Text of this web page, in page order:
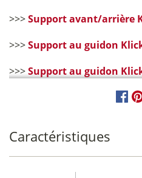
>>>Support avant/arrière
>>>Support au guidon
>>>Support au guidon
Caractéristiques